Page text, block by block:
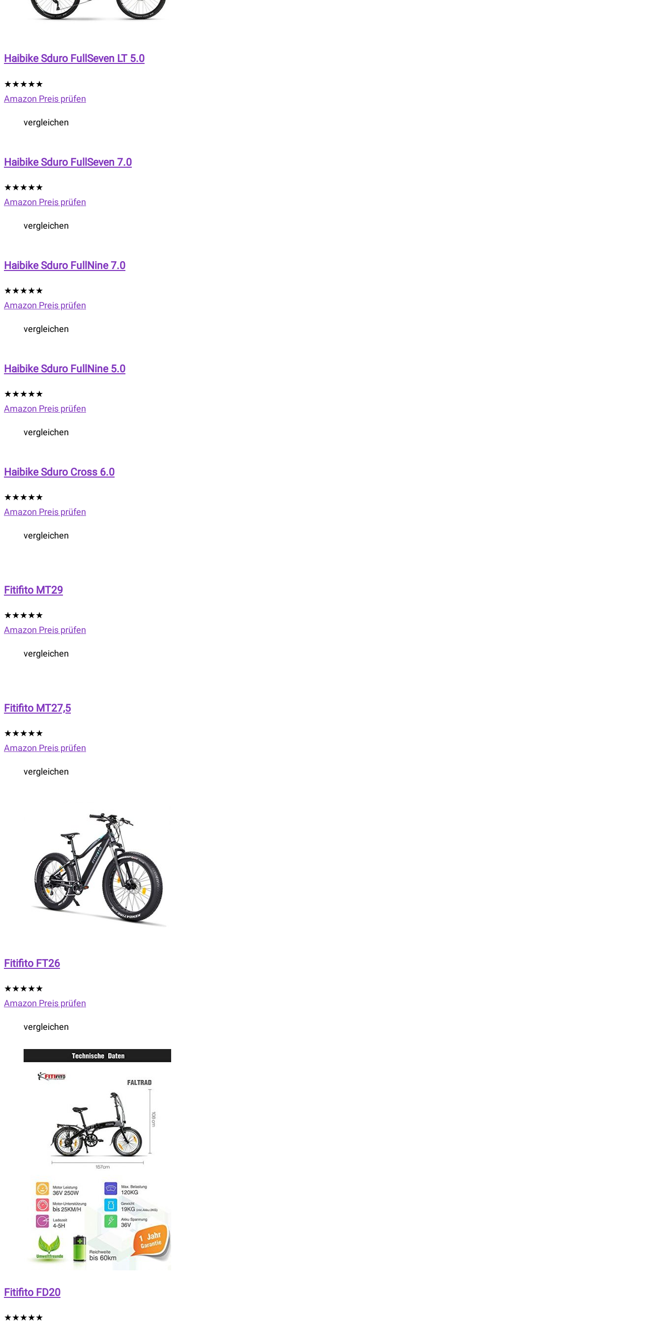
Haibike Sduro FullSeven LT 5.0
★★★★★
Amazon Preis prüfen
vergleichen
Haibike Sduro FullSeven 7.0
★★★★★
Amazon Preis prüfen
vergleichen
Haibike Sduro FullNine 7.0
★★★★★
Amazon Preis prüfen
vergleichen
Haibike Sduro FullNine 5.0
★★★★★
Amazon Preis prüfen
vergleichen
Haibike Sduro Cross 6.0
★★★★★
Amazon Preis prüfen
vergleichen
Fitifito MT29
★★★★★
Amazon Preis prüfen
vergleichen
Fitifito MT27,5
★★★★★
Amazon Preis prüfen
vergleichen
Fitifito FT26
★★★★★
Amazon Preis prüfen
vergleichen
Fitifito FD20
★★★★★